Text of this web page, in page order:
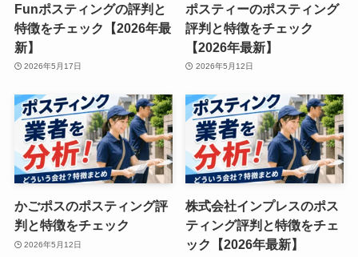
Funポスティングの評判と
特徴をチェック【2026年最
新】
2026年5月17日
ポスティーのポスティング
評判と特徴をチェック
【2026年最新】
2026年5月12日
かごポスのポスティング評
判と特徴をチェック
2026年5月12日
株式会社インプレスのポス
ティング評判と特徴をチェ
ック【2026年最新】